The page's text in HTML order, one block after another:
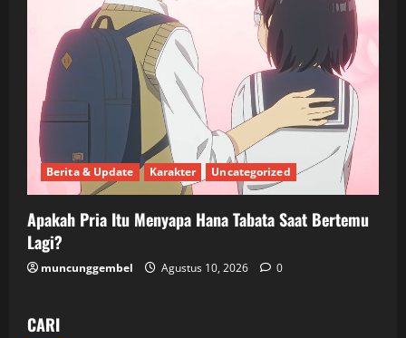
Berita & Update Karakter Uncategorized
Apakah Pria Itu Menyapa Hana Tabata Saat Bertemu
Lagi?
muncunggembel Agustus 10, 2026 0
CARI